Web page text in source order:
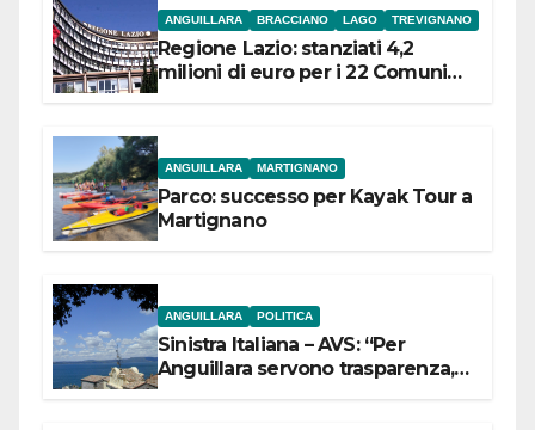
ANGUILLARA BRACCIANO LAGO TREVIGNANO
Regione Lazio: stanziati 4,2
milioni di euro per i 22 Comuni
ANGUILLARA MARTIGNANO
Parco: successo per Kayak Tour a
Martignano
ANGUILLARA POLITICA
Sinistra Italiana – AVS: “Per
Anguillara servono trasparenza,